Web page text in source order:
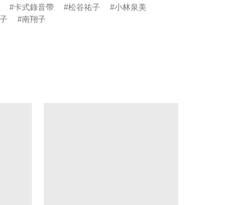
卡式錄音帶 松谷祐子
小林泉美
南翔子